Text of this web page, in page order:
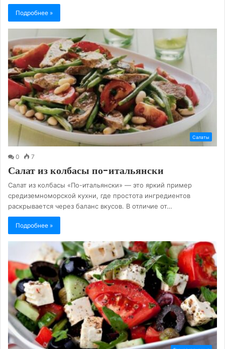
Подробнее »
Салаты
0 7
Салат из колбасы по-итальянски
Салат из колбасы «По-итальянски» — это яркий пример
средиземноморской кухни, где простота ингредиентов
раскрывается через баланс вкусов. В отличие от…
Подробнее »